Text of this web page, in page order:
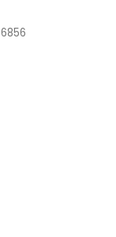
6856